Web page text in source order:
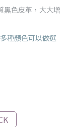
黑色皮革，大大增
種顏色可以做選